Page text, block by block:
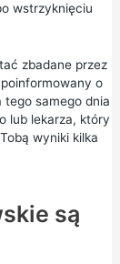
wstrzyknięciu
zbadane przez
o
samego dnia
lub lekarza, który
wyniki kilka
są